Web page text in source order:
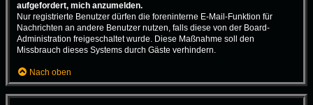
aufgefordert, mich anzumelden.
Nur registrierte Benutzer dürfen die foreninterne E-Mail-Funktion für
Nachrichten an andere Benutzer nutzen, falls diese von der Board-
Administration freigeschaltet wurde. Diese Maßnahme soll den
Missbrauch dieses Systems durch Gäste verhindern.
Nach oben